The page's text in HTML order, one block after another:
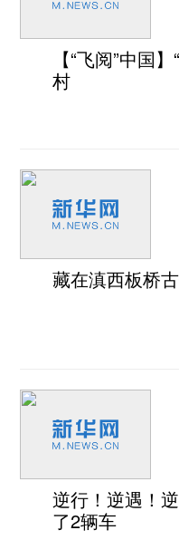
【“飞阅”中国
村
藏在滇西板桥
逆行！逆遇！
了2辆车